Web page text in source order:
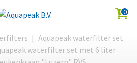
0
| Aquapeak waterfilter set
waterfilter set met 6 liter